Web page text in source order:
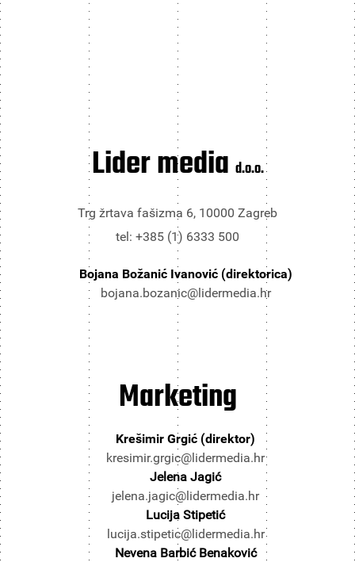
Lider media d.o.o.
Trg žrtava fašizma 6, 10000 Zagreb
tel: +385 (1) 6333 500
Bojana Božanić Ivanović (direktorica)
bojana.bozanic@lidermedia.hr
Marketing
Krešimir Grgić (direktor)
kresimir.grgic@lidermedia.hr
Jelena Jagić
jelena.jagic@lidermedia.hr
Lucija Stipetić
lucija.stipetic@lidermedia.hr
Nevena Barbić Benaković